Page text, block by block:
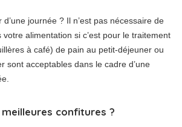
journée ? Il n’est pas nécessaire de
alimentation si c’est pour le traitement
à café) de pain au petit-déjeuner ou
sont acceptables dans le cadre d’une
confitures ?